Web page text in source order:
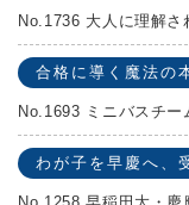
合格に導く魔法の
わが子を早慶へ、